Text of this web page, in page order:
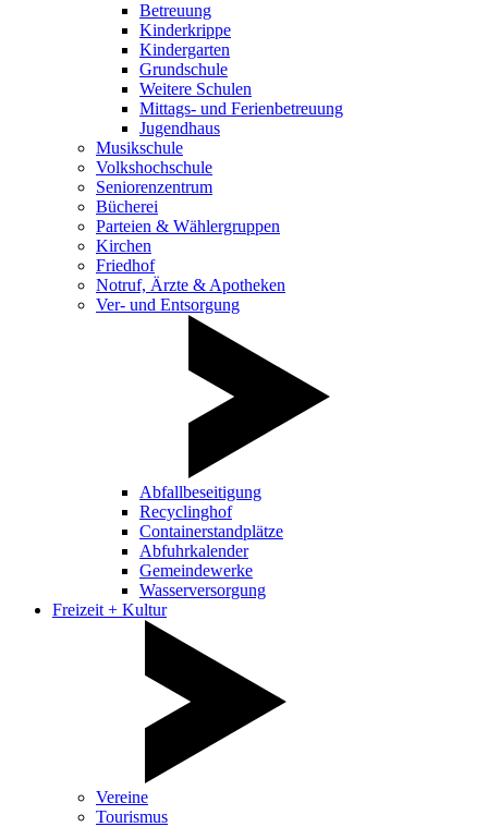
Betreuung
Kinderkrippe
Kindergarten
Grundschule
Weitere Schulen
Mittags- und Ferienbetreuung
Jugendhaus
Musikschule
Volkshochschule
Seniorenzentrum
Bücherei
Parteien & Wählergruppen
Kirchen
Friedhof
Notruf, Ärzte & Apotheken
Ver- und Entsorgung
Abfallbeseitigung
Recyclinghof
Containerstandplätze
Abfuhrkalender
Gemeindewerke
Wasserversorgung
Freizeit + Kultur
Vereine
Tourismus